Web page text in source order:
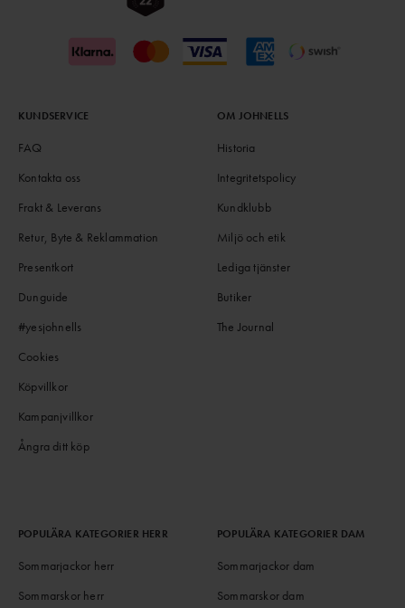
KUNDSERVICE
FAQ
Kontakta oss
Frakt & Leverans
Retur, Byte & Reklammation
Presentkort
Dunguide
#yesjohnells
Cookies
Köpvillkor
Kampanjvillkor
Ångra ditt köp
OM JOHNELLS
Historia
Integritetspolicy
Kundklubb
Miljö och etik
Lediga tjänster
Butiker
The Journal
POPULÄRA KATEGORIER HERR
Sommarjackor herr
Sommarskor herr
POPULÄRA KATEGORIER DAM
Sommarjackor dam
Sommarskor dam